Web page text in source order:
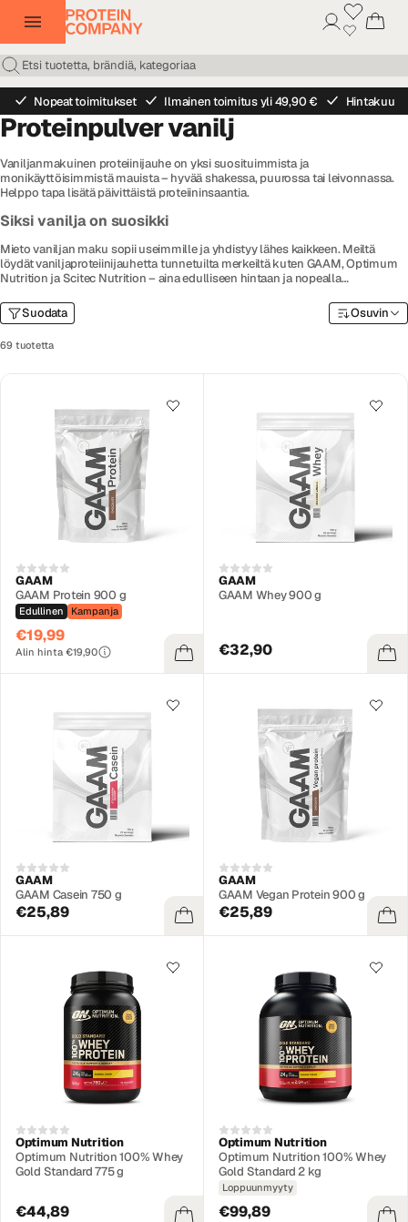
Nopeat toimitukset Ilmainen toimitus yli 49,90 € Hintakuu
Proteinpulver vanilj
Vaniljanmakuinen proteiinijauhe on yksi suosituimmista ja
monikäyttöisimmistä mauista – hyvää shakessa, puurossa tai leivonnassa.
Helppo tapa lisätä päivittäistä proteiininsaantia.
Siksi vanilja on suosikki
Mieto vaniljan maku sopii useimmille ja yhdistyy lähes kaikkeen. Meiltä
löydät vaniljaproteiinijauhetta tunnetuilta merkeiltä kuten GAAM, Optimum
Nutrition ja Scitec Nutrition – aina edulliseen hintaan ja nopealla
Suodata
69 tuotetta
Osuvin
GAAM
GAAM Protein 900 g
Edullinen Kampanja
€19,99
Alin hinta €19,90
GAAM
GAAM Whey 900 g
€32,90
GAAM
GAAM Casein 750 g
€25,89
GAAM
GAAM Vegan Protein 900 g
€25,89
Optimum Nutrition
Optimum Nutrition 100% Whey
Gold Standard 775 g
€44,89
Optimum Nutrition
Optimum Nutrition 100% Whey
Gold Standard 2 kg
Loppuunmyyty
€99,89